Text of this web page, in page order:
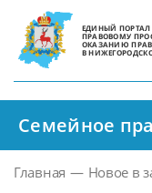
ЕДИНЫЙ ПОРТАЛ
ПРАВОВОМУ
ОКАЗАНИЮ
В
Семейное
Главная — Новое в